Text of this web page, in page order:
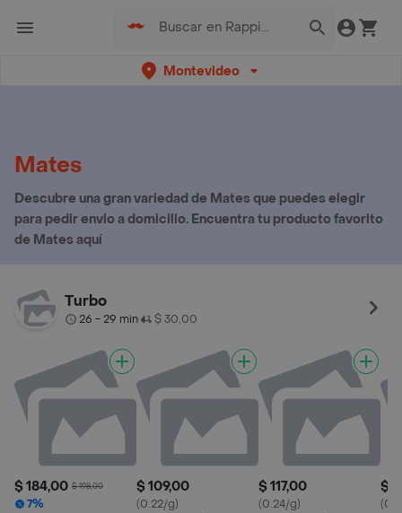
Montevideo
Mates
Descubre una gran variedad de Mates que puedes elegir
para pedir envio a domicilio. Encuentra tu producto favorito
de Mates aquí
Turbo
26 - 29 min• $ 30,00
$ 184,00 $ 198,00
7%
$ 109,00
(0.22/g)
$ 117,00
(0.24/g)
$